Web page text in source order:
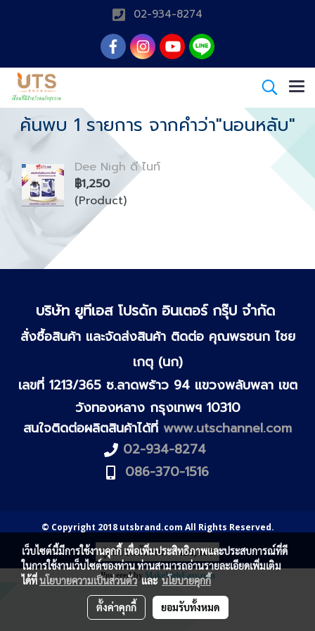
02-934-8274
ค้นพบ 1 รายการ จากคำว่า"นอนหลับ"
Dee Nigh ดี ไนท์
฿1,250
(Product)
บริษัท ยูทีเอส โปรดัก อินเตอร์ กรุ๊ป จำกัด
สั่งซื้อสินค้า และจัดส่งสินค้า ติดต่อ คุณพรชนก ไชย
เกตุ (นก)
เลขที่ 1213/365 ซ.ลาดพร้าว 94 แขวงพลับพลา เขต
วังทองหลาง กรุงเทพฯ 10310
สนใจติดต่อผลิตสินค้าได้ที่ www.utschannel.com
02-934-8274
086-370-1516
© Copyright 2018 utsbrand.com All Rights Reserved.
ผู้เข้าชมทั้งหมด 428,468
Powered byMakeWebEasy.com
เว็บไซต์นี้มีการใช้งานคุกกี้ เพื่อเพิ่มประสิทธิภาพและประสบการณ์ที่ดี
ในการใช้งานเว็บไซต์ของท่าน ท่านสามารถอ่านรายละเอียดเพิ่มเติม
ได้ที่นโยบายความเป็นส่วนตัวและนโยบายคุกกี้
ตั้งค่าคุกกี้ ยอมรับทั้งหมด